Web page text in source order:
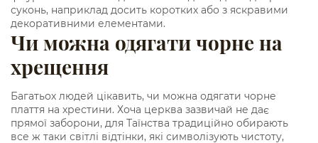
суконь, наприклад досить коротких або з яскравими
декоративними елементами.
Чи можна одягати чорне на
хрещення
Багатьох людей цікавить, чи можна одягати чорне
плаття на хрестини. Хоча церква зазвичай не дає
прямої заборони, для Таїнства традиційно обирають
все ж таки світлі відтінки, які символізують чистоту,